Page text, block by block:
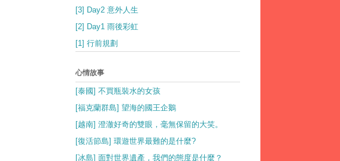
[3] Day2 意外人生
[2] Day1 雨後彩虹
[1] 行前規劃
心情故事
[泰國] 不買瓶裝水的女孩
[福克蘭群島] 望海的國王企鵝
[越南] 澄澈好奇的雙眼，毫無保留的大笑。
[復活節島] 環遊世界最難的是什麼?
[冰島] 面對世界遺產，我們的態度是什麼？